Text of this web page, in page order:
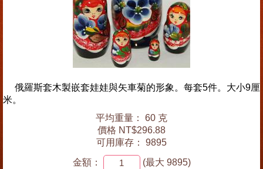
俄羅斯套木製嵌套娃娃與矢車菊的形象。每套5件。大小9厘
米。
平均重量： 60 克
價格 NT$296.88
可用庫存： 9895
金額： (最大 9895)